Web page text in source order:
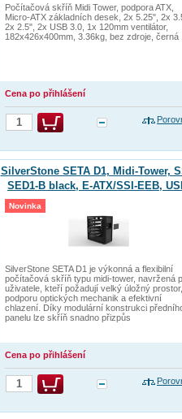
Počítačová skříň Midi Tower, podpora ATX,
Micro-ATX základních desek, 2x 5.25", 2x
2x 2.5", 2x USB 3.0, 1x 120mm ventilátor,
182x426x400mm, 3.36kg, bez zdroje, černá
Cena po přihlášení
SilverStone SETA D1, Midi-Tower,
SED1-B black, E-ATX/SSI-EEB,
3.0+USB-C, ALU, bez zdroje
SilverStone SETA D1 je výkonná a flexibilní
počítačová skříň typu midi-tower, navržená
uživatele, kteří požadují velký úložný prostor,
podporu optických mechanik a efektivní
chlazení. Díky modulární konstrukci
panelu lze skříň snadno přizpůs
Cena po přihlášení
Novinka